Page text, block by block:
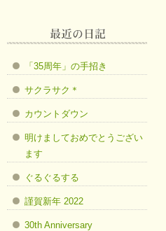
「35周年」の手招き
サクラサク＊
カウントダウン
明けましておめでとうござい
ます
ぐるぐるする
謹賀新年 2022
30th Anniversary